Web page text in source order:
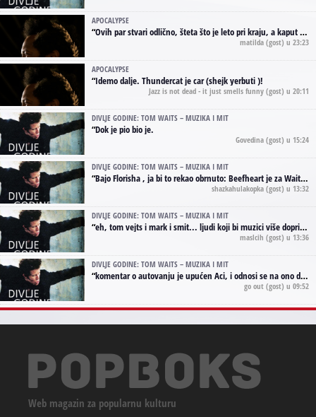
APOCALYPSE
“Ovih par stvari odlično, šteta što je leto pri kraju, a kaput koji te vervoatno podseća na pirotski ćilim je iz tradicije Navaho indijanaca ;)
matilda (gost) u 23:23
APOCALYPSE
“Idemo dalje. Thundercat je car (shejk yerbuti )!
Jazz is not dead - it just smells funny (gost) u 20:11
DIVLJE GODINE: TOM WAITS – MUZIKA I MIT
“Dok je pio bio je.
Govedina (gost) u 15:24
DIVLJE GODINE: TOM WAITS – MUZIKA I MIT
“Bajo Florisha , ja bi to rekao obrnuto: Beefheart je za Waitsa, isto sto i Hendrix za Lenny Kravitza
shazkahulakopka (gost) u 13:32
DIVLJE GODINE: TOM WAITS – MUZIKA I MIT
“eh, tom vejts i mark i smit... ljudi koji bi muzici više doprineli da su radili kao vozači tramvaja u gsp-u.
maslcih (gost) u 13:36
DIVLJE GODINE: TOM WAITS – MUZIKA I MIT
“komentar o autovanju je upućen Aci, i odnosi se na ono drugo autovanje...'senzualnost Waitsa' ;)
go out (gost) u 09:52
Web magazin za popularnu kulturu